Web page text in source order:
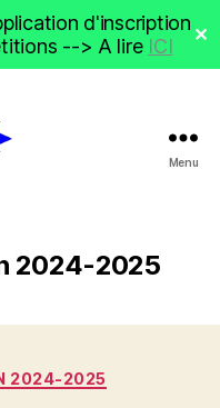
d'inscription
--> A lire ICI ✕
Menu
2024-2025
2024-2025